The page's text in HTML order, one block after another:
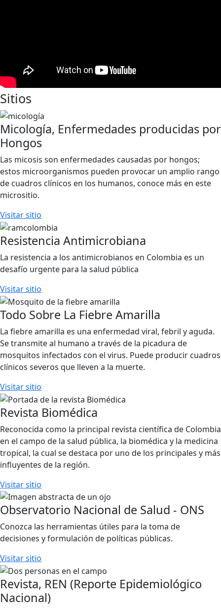
Sitios
Micología, Enfermedades producidas por
Hongos
Las micosis son enfermedades causadas por hongos;
estos microorganismos pueden provocar un amplio rango
de cuadros clínicos en los humanos, conoce más en este
micrositio.
Visitar sitio
Resistencia Antimicrobiana
La resistencia a los antimicrobianos en Colombia es un
desafío urgente para la salud pública
Visitar sitio
Todo Sobre La Fiebre Amarilla
La fiebre amarilla es una enfermedad viral, febril y aguda.
Se transmite al humano a través de la picadura de
mosquitos infectados con el virus. Puede producir cuadros
clínicos severos que lleven a la muerte.
Visitar sitio
Revista Biomédica
Reconocida como la principal revista científica de Colombia
en el campo de la salud pública, la biomédica y la medicina
tropical, la cual se destaca por uno de los principales y más
influyentes de la región.
Visitar sitio
Observatorio Nacional de Salud - ONS
Conozca las herramientas útiles para la toma de
decisiones y formulación de políticas públicas.
Visitar sitio
Revista, REN (Reporte Epidemiológico
Nacional)